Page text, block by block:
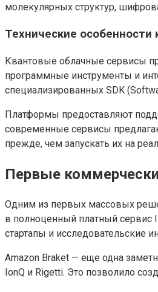
молекулярных структур,
Технические особенности
Квантовые облачные сервисы
программные инструменты и
специализированных SDK
Платформы предоставляют
современные сервисы
прежде, чем запускать их на
Первые
Одним из первых массовых
в полноценный платный сервис
стартапы и исследовательские
Amazon Braket — еще одна
IonQ и Rigetti. Это позволило